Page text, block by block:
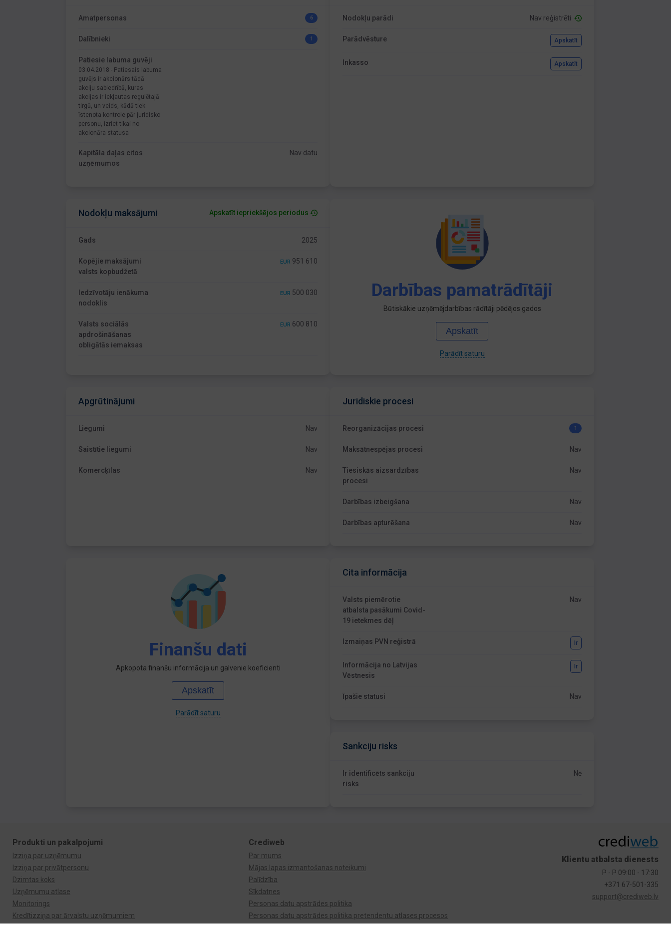
Amatpersonas 6
Dalībnieki 1
Patiesie labuma guvēji
03.04.2018 - Patiesais labuma
guvējs ir akcionārs tādā
akciju sabiedrībā, kuras
akcijas ir iekļautas regulētajā
tirgū, un veids, kādā tiek
īstenota kontrole pār juridisko
personu, izriet tikai no
akcionāra statusa
Kapitāla daļas citos
uzņēmumos
Nav datu
Nodokļu parādi Nav reģistrēti
Parādvēsture Apskatīt
Inkasso Apskatīt
Nodokļu maksājumi Apskatīt iepriekšējos periodus
Gads 2025
Kopējie maksājumi
valsts kopbudžetā
EUR 951 610
Iedzīvotāju ienākuma
nodoklis
EUR 500 030
Valsts sociālās
apdrošināšanas
obligātās iemaksas
EUR 600 810
Darbības pamatrādītāji
Būtiskākie uzņēmējdarbības rādītāji pēdējos gados
Apskatīt
Parādīt saturu
Apgrūtinājumi
Liegumi Nav
Saistītie liegumi Nav
Komercķīlas Nav
Juridiskie procesi
Reorganizācijas procesi 1
Maksātnespējas procesi Nav
Tiesiskās aizsardzības
procesi
Nav
Darbības izbeigšana Nav
Darbības apturēšana Nav
Finanšu dati
Apkopota finanšu informācija un galvenie koeficienti
Apskatīt
Parādīt saturu
Cita informācija
Valsts piemērotie
atbalsta pasākumi Covid-
19 ietekmes dēļ
Nav
Izmaiņas PVN reģistrā Ir
Informācija no Latvijas
Vēstnesis
Ir
Īpašie statusi Nav
Sankciju risks
Ir identificēts sankciju
risks
Nē
Produkti un pakalpojumi
Izziņa par uzņēmumu
Izziņa par privātpersonu
Dzimtas koks
Uzņēmumu atlase
Monitorings
Kredītizziņa par ārvalstu uzņēmumiem
Crediweb
Par mums
Mājas lapas izmantošanas noteikumi
Palīdzība
Sīkdatnes
Personas datu apstrādes politika
Personas datu apstrādes politika pretendentu atlases procesos
Klientu atbalsta dienests
P - P 09:00 - 17:30
+371 67-501-335
support@crediweb.lv